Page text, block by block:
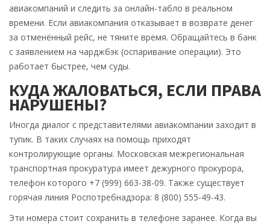
авиакомпаний и следить за онлайн-табло в реальном
времени. Если авиакомпания отказывает в возврате денег
за отменённый рейс, не тяните время. Обращайтесь в банк
с заявлением на чарджбэк (оспаривание операции). Это
работает быстрее, чем суды.
КУДА ЖАЛОВАТЬСЯ, ЕСЛИ ПРАВА
НАРУШЕНЫ?
Иногда диалог с представителями авиакомпании заходит в
тупик. В таких случаях на помощь приходят
контролирующие органы. Московская межрегиональная
транспортная прокуратура имеет дежурного прокурора,
телефон которого +7 (999) 663-38-09. Также существует
горячая линия Роспотребнадзора: 8 (800) 555-49-43.
Эти номера стоит сохранить в телефоне заранее. Когда вы